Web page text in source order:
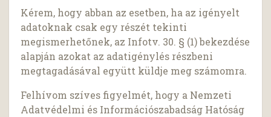
Kérem, hogy abban az esetben, ha az igényelt
adatoknak csak egy részét tekinti
megismerhetőnek, az Infotv. 30. § (1) bekezdése
alapján azokat az adatigénylés részbeni
megtagadásával együtt küldje meg számomra.
Felhívom szíves figyelmét, hogy a Nemzeti
Adatvédelmi és Információszabadság Hatóság